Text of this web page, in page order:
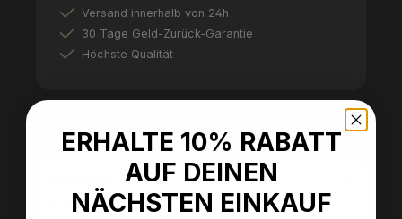
Versand innerhalb von 24h
30 Tage Geld-Zurück-Garantie
Höchste Qualität
Beschreibung
Damastmesser Intensivkurs (3 Tage) In Grebenhain
ERHALTE 10% RABATT
AUF DEINEN
NÄCHSTEN EINKAUF